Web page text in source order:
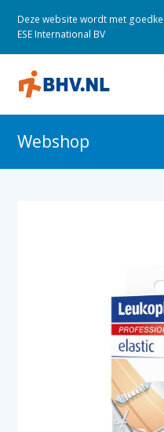
Deze website wordt met
ESE International BV
Webshop